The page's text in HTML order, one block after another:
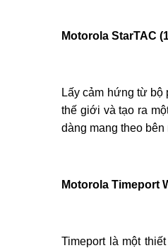
Motorola StarTAC
Lấy cảm hứng từ bộ
thế giới và tạo ra
dàng mang theo bên
Motorola Timeport
Timeport là một